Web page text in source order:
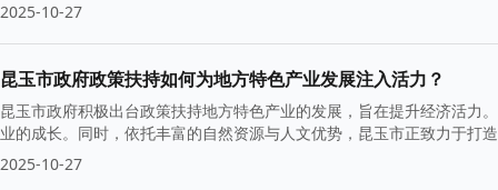
2025-10-27
昆玉市政府政策扶持如何为地方特色产业发展注入活力？
昆玉市政府积极出台政策扶持地方特色产业的发展，旨在提升经济活力
业的成长。同时，依托丰富的自然资源与人文优势，昆玉市正致力于打
2025-10-27